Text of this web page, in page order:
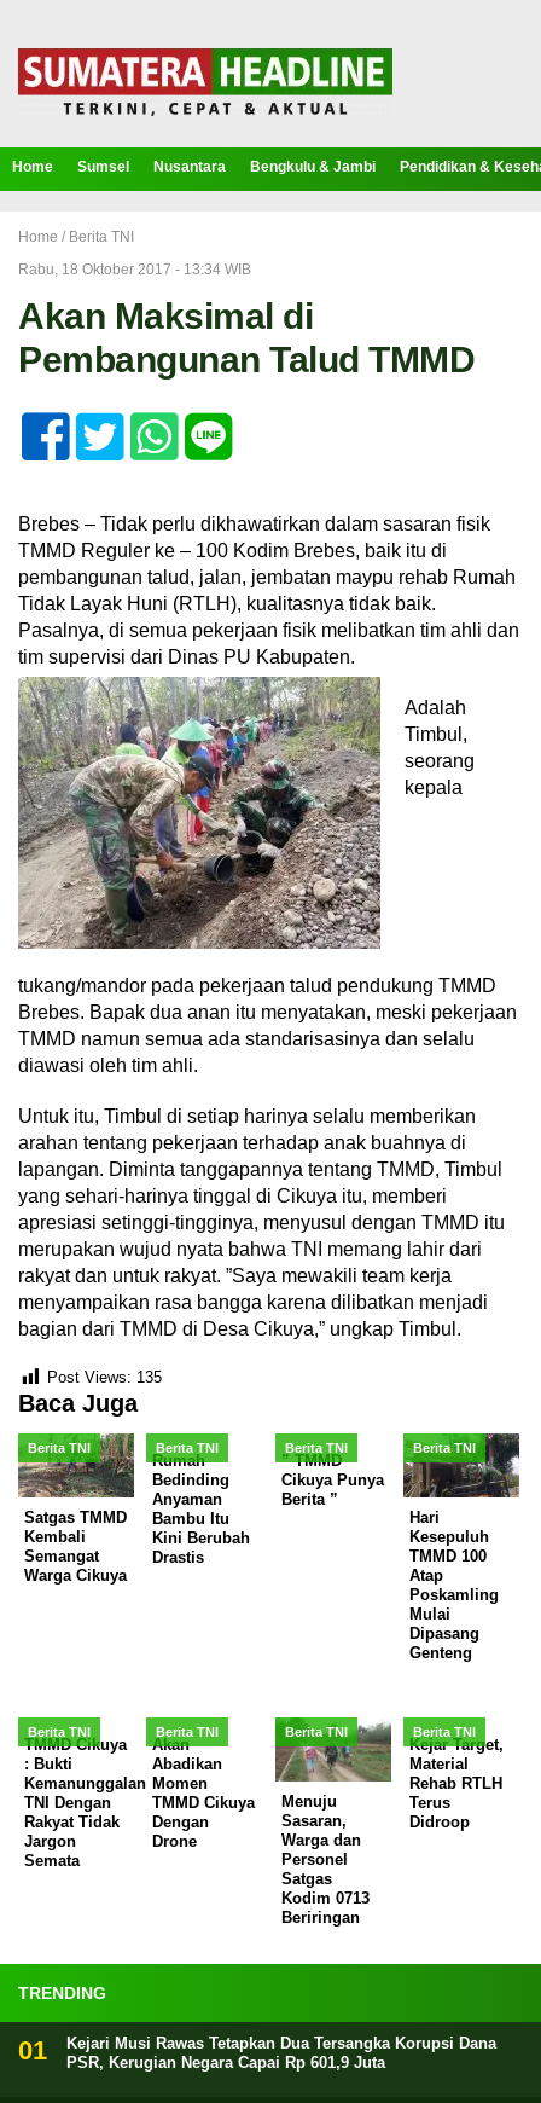
Home Sumsel Nusantara Bengkulu & Jambi Pendidikan &
Home / Berita TNI
Rabu, 18 Oktober 2017 - 13:34 WIB
Akan Maksimal di
Pembangunan Talud TMMD
Brebes – Tidak perlu dikhawatirkan dalam sasaran fisik
TMMD Reguler ke – 100 Kodim Brebes, baik itu di
pembangunan talud, jalan, jembatan maypu rehab Rumah
Tidak Layak Huni (RTLH), kualitasnya tidak baik.
Pasalnya, di semua pekerjaan fisik melibatkan tim ahli dan
tim supervisi dari Dinas PU Kabupaten.
Adalah
Timbul,
seorang
kepala
tukang/mandor pada pekerjaan talud pendukung TMMD
Brebes. Bapak dua anan itu menyatakan, meski pekerjaan
TMMD namun semua ada standarisasinya dan selalu
diawasi oleh tim ahli.
Untuk itu, Timbul di setiap harinya selalu memberikan
arahan tentang pekerjaan terhadap anak buahnya di
lapangan. Diminta tanggapannya tentang TMMD, Timbul
yang sehari-harinya tinggal di Cikuya itu, memberi
apresiasi setinggi-tingginya, menyusul dengan TMMD itu
merupakan wujud nyata bahwa TNI memang lahir dari
rakyat dan untuk rakyat. ”Saya mewakili team kerja
menyampaikan rasa bangga karena dilibatkan menjadi
bagian dari TMMD di Desa Cikuya,” ungkap Timbul.
Post Views: 135
Baca Juga
Berita TNI
Satgas TMMD
Kembali
Semangat
Warga Cikuya
Berita TNI
Rumah
Bedinding
Anyaman
Bambu Itu
Kini Berubah
Drastis
Berita TNI
” TMMD
Cikuya Punya
Berita ”
Berita TNI
Hari
Kesepuluh
TMMD 100
Atap
Poskamling
Mulai
Dipasang
Genteng
Berita TNI
TMMD Cikuya
: Bukti
Kemanunggalan
TNI Dengan
Rakyat Tidak
Jargon
Semata
Berita TNI
Akan
Abadikan
Momen
TMMD Cikuya
Dengan
Drone
Berita TNI
Menuju
Sasaran,
Warga dan
Personel
Satgas
Kodim 0713
Beriringan
Berita TNI
Kejar Target,
Material
Rehab RTLH
Terus
Didroop
TRENDING
Kejari Musi Rawas Tetapkan Dua Tersangka Korupsi Dana
PSR, Kerugian Negara Capai Rp 601,9 Juta